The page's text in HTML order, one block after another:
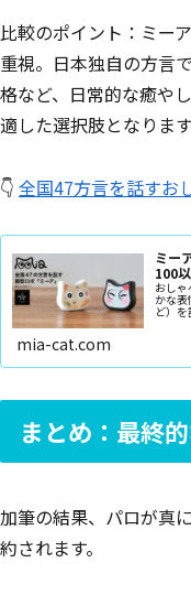
比較のポイント：ミー
重視。日本独自の方言
格など、日常的な癒や
適した選択肢となります
👇 全国47方言を話すお
ミー
100
おし
かな
ど）
mia-cat.com
まとめ：最終
加筆の結果、パロが真
約されます。